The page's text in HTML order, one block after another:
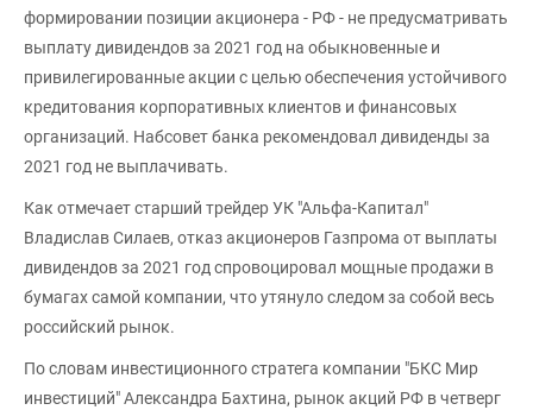
формировании позиции акционера - РФ - не предусматривать
выплату дивидендов за 2021 год на обыкновенные и
привилегированные акции с целью обеспечения устойчивого
кредитования корпоративных клиентов и финансовых
организаций. Набсовет банка рекомендовал дивиденды за
2021 год не выплачивать.
Как отмечает старший трейдер УК "Альфа-Капитал"
Владислав Силаев, отказ акционеров Газпрома от выплаты
дивидендов за 2021 год спровоцировал мощные продажи в
бумагах самой компании, что утянуло следом за собой весь
российский рынок.
По словам инвестиционного стратега компании "БКС Мир
инвестиций" Александра Бахтина, рынок акций РФ в четверг